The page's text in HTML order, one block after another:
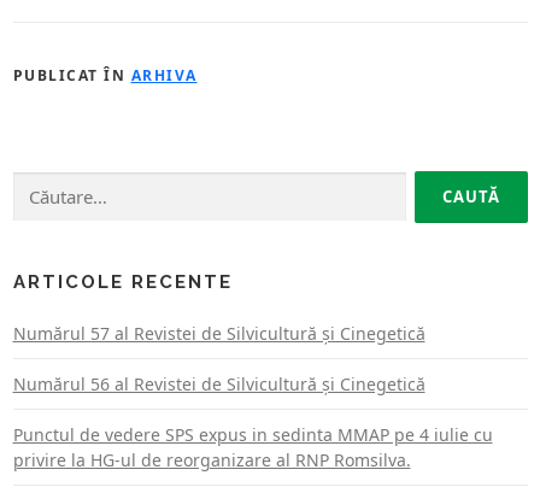
PUBLICAT ÎN ARHIVA
după:
ARTICOLE RECENTE
Numărul 57 al Revistei de Silvicultură şi Cinegetică
Numărul 56 al Revistei de Silvicultură şi Cinegetică
Punctul de vedere SPS expus in sedinta MMAP pe 4 iulie cu
privire la HG-ul de reorganizare al RNP Romsilva.